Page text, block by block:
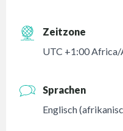
Zeitzone
UTC +1:00 Africa/
Sprachen
Englisch